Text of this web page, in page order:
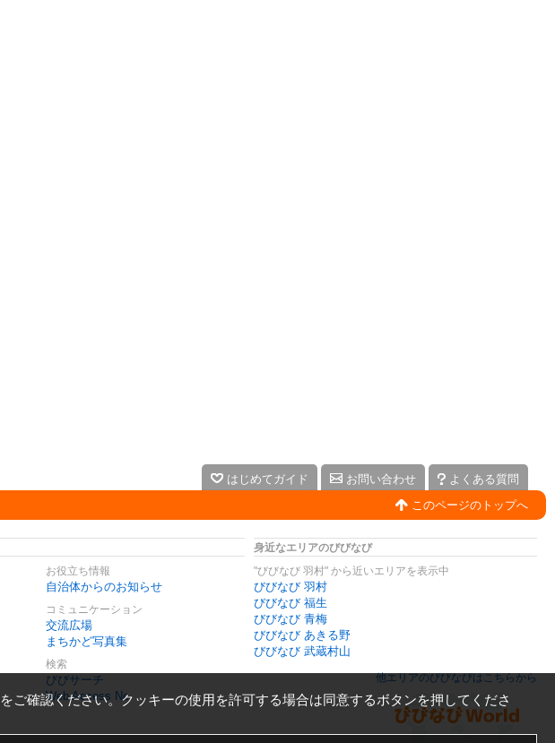
はじめてガイド お問い合わせ
よくある質問
このページのトップへ
お役立ち情報
自治体からのお知らせ
コミュニケーション
交流広場
まちかど写真集
検索
びびサーチ
Web Access No.
身近なエリアのびびなび
"びびなび 羽村" から近いエリアを表示中
びびなび 羽村
びびなび 福生
びびなび 青梅
びびなび あきる野
びびなび 武蔵村山
他エリアのびびなびはこちらから
をご確認ください。クッキーの使用を許可する場合は同意するボタンを押してくださ